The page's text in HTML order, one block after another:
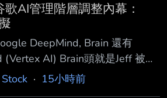
歌AI管理階層調整內幕：
DeepMind, Brain 還有
(Vertex AI) Brain頭就是Jeff 被
重組Hassabis帶後 Jeff就權力
· 15小時前